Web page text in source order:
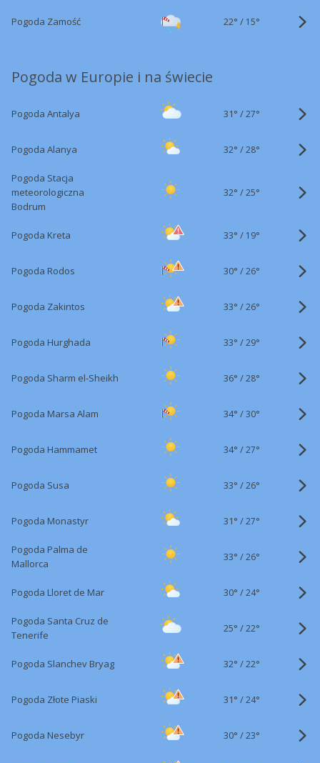
Pogoda Zamość 22° / 15°
Pogoda w Europie i na świecie
Pogoda Antalya 31° /27°
Pogoda Alanya 32° /28°
Pogoda Stacja
meteorologiczna
Bodrum
32° /25°
Pogoda Kreta 33° / 19°
Pogoda Rodos 30° /26°
Pogoda Zakintos 33° /26°
Pogoda Hurghada 33° /29°
Pogoda Sharm el-Sheikh 36° /28°
Pogoda Marsa Alam 34° /30°
Pogoda Hammamet 34° /27°
Pogoda Susa 33° /26°
Pogoda Monastyr 31° /27°
Pogoda Palma de
Mallorca
33° /26°
Pogoda Lloret de Mar 30° /24°
Pogoda Santa Cruz de
Tenerife
25° /22°
Pogoda Slanchev Bryag 32° /22°
Pogoda Złote Piaski 31° /24°
Pogoda Nesebyr 30° /23°